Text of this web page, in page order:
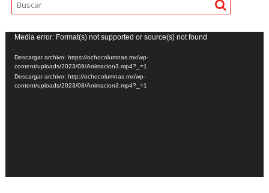
Reproductor
de
vídeo
Media error: Format(s) not supported or source(s) not found
Descargar archivo: https://ochocolumnas.mx/wp-
content/uploads/2023/08/Animacion3.mp4?_=1
Descargar archivo: http://ochocolumnas.mx/wp-
content/uploads/2023/08/Animacion3.mp4?_=1